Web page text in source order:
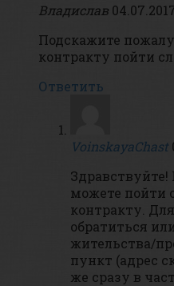
Владислав
Подскажите
контракту пойти
Ответить
VoinskayaChast
можете пойти
контракту.
обратиться
жительства/
пункт (адрес
же сразу в